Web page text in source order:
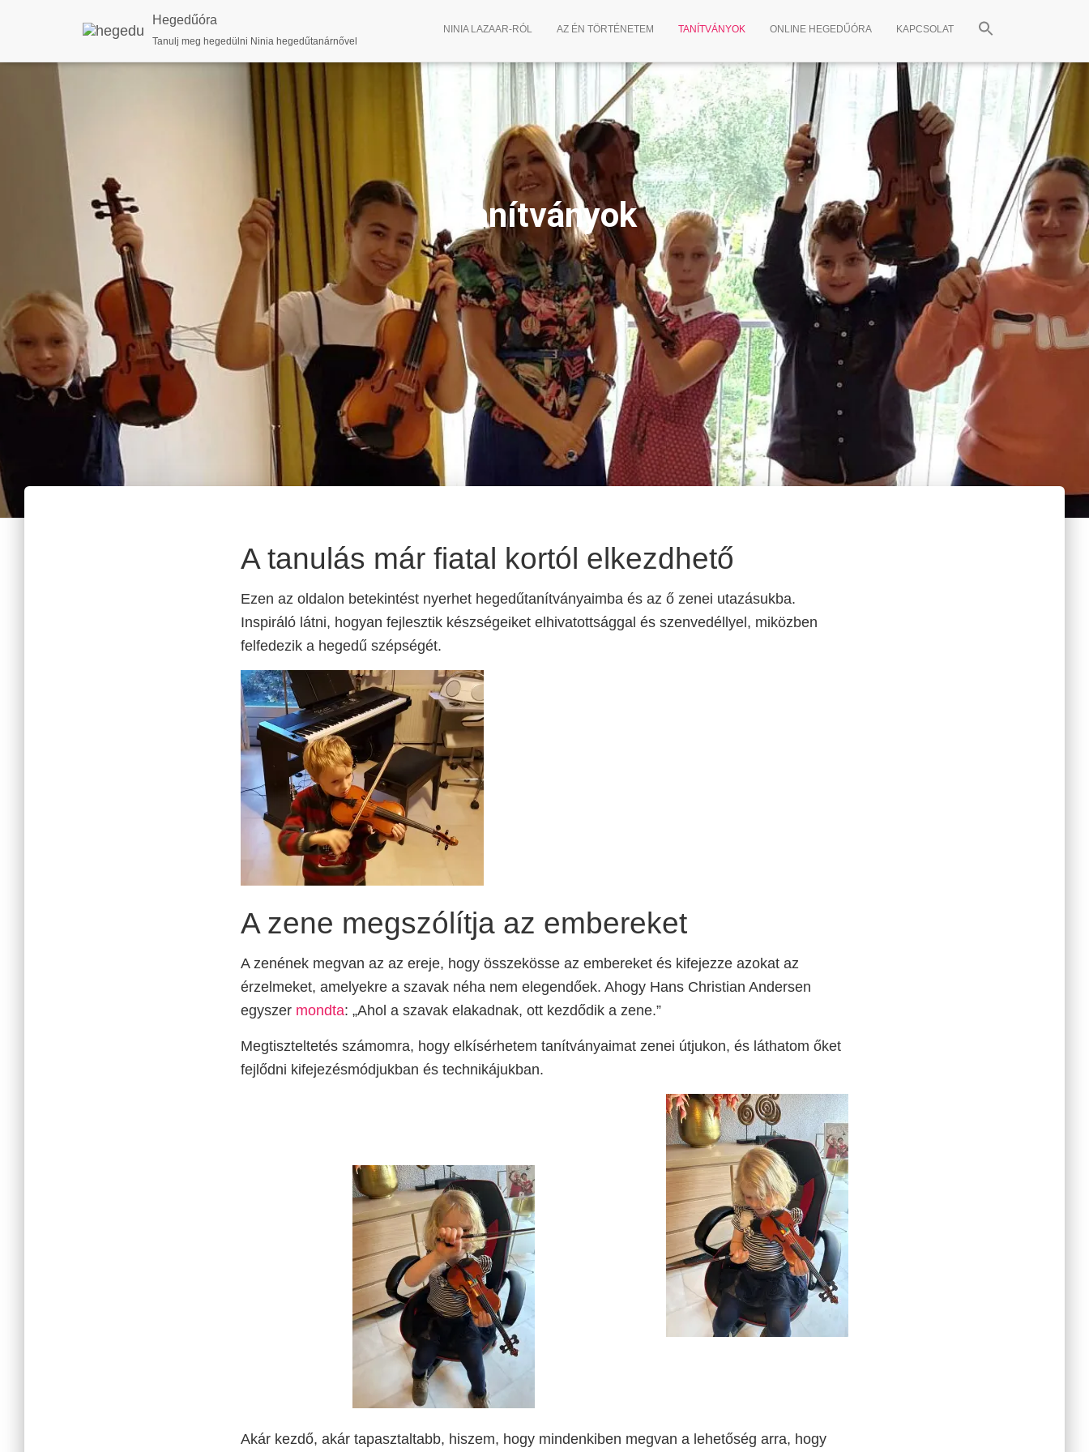
Hegedűóra
Tanulj meg hegedülni Ninia hegedűtanárnővel
NINIA LAZAAR-RÓL AZ ÉN TÖRTÉNETEM TANÍTVÁNYOK ONLINE HEGEDŰÓRA KAPCSOLAT
Tanítványok
A tanulás már fiatal kortól elkezdhető
Ezen az oldalon betekintést nyerhet hegedűtanítványaimba és az ő zenei utazásukba.
Inspiráló látni, hogyan fejlesztik készségeiket elhivatottsággal és szenvedéllyel, miközben
felfedezik a hegedű szépségét.
A zene megszólítja az embereket
A zenének megvan az az ereje, hogy összekösse az embereket és kifejezze azokat az
érzelmeket, amelyekre a szavak néha nem elegendőek. Ahogy Hans Christian Andersen
egyszer mondta: „Ahol a szavak elakadnak, ott kezdődik a zene.”
Megtiszteltetés számomra, hogy elkísérhetem tanítványaimat zenei útjukon, és láthatom őket
fejlődni kifejezésmódjukban és technikájukban.
Akár kezdő, akár tapasztaltabb, hiszem, hogy mindenkiben megvan a lehetőség arra, hogy